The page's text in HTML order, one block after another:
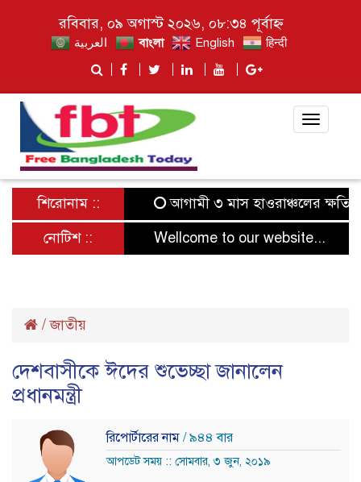
রবিবার, ০৯ অগাস্ট ২০২৬, ০৮:৩৪ পূর্বাহ্ন
العربية বাংলা English हिन्दी
Toggle
শিরোনাম ::
আগামী ৩ মাস হাওরাঞ্চলের ক্ষতিগ্রস্ত
নোটিশ ::
Wellcome to our website...
/জাতীয়
দেশবাসীকে ঈদের শুভেচ্ছা জানালেন
প্রধানমন্ত্রী
রিপোর্টারের নাম / ৯৪৪ বার
আপডেট সময় :: সোমবার, ৩ জুন, ২০১৯